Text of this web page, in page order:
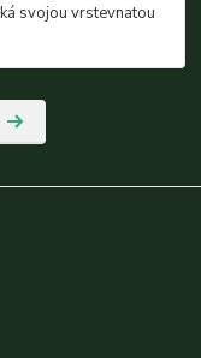
svojou vrstevnatou